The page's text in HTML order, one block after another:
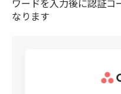
ワードを入力後に認証コ
なります